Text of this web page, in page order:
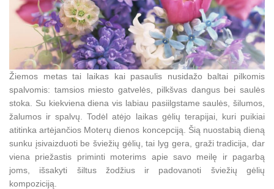
Žiemos metas tai laikas kai pasaulis nusidažo baltai pilkomis
spalvomis: tamsios miesto gatvelės, pilkšvas dangus bei saulės
stoka. Su kiekviena diena vis labiau pasiilgstame saulės, šilumos,
žalumos ir spalvų. Todėl atėjo laikas gėlių terapijai, kuri puikiai
atitinka artėjančios Moterų dienos koncepciją. Šią nuostabią dieną
sunku įsivaizduoti be šviežių gėlių, tai lyg gera, graži tradicija, dar
viena priežastis priminti moterims apie savo meilę ir pagarbą
joms, išsakyti šiltus žodžius ir padovanoti šviežių gėlių
kompoziciją.